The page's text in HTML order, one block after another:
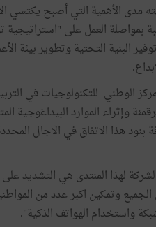
مدى الأهمية التي أصبح يكتسي
البنية التحتية وتطوير بيئة
الوطني للتكنولوجيات في
وإثراء الموارد البيداغوجية
بنود هذا الاتفاق في الآجال
لهذا المنتدى هي التشديد
وتمكين اكبر عدد من
واستخدام الهواتف الذكية".